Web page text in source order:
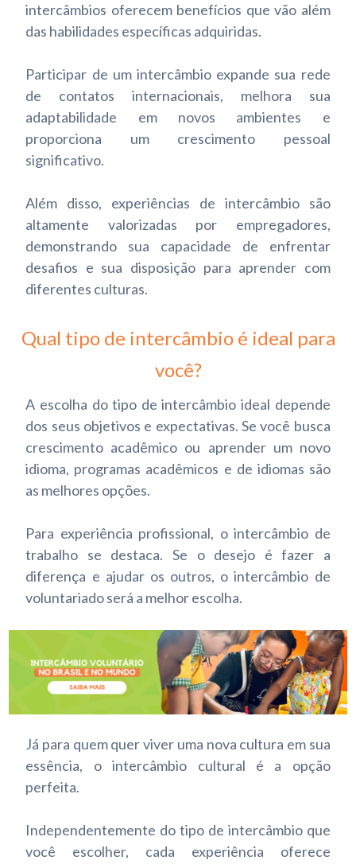
intercâmbios oferecem benefícios que vão além
das habilidades específicas adquiridas.
Participar de um intercâmbio expande sua rede
de contatos internacionais, melhora sua
adaptabilidade em novos ambientes e
proporciona um crescimento pessoal
significativo.
Além disso, experiências de intercâmbio são
altamente valorizadas por empregadores,
demonstrando sua capacidade de enfrentar
desafios e sua disposição para aprender com
diferentes culturas.
Qual tipo de intercâmbio é ideal para
você?
A escolha do tipo de intercâmbio ideal depende
dos seus objetivos e expectativas. Se você busca
crescimento acadêmico ou aprender um novo
idioma, programas acadêmicos e de idiomas são
as melhores opções.
Para experiência profissional, o intercâmbio de
trabalho se destaca. Se o desejo é fazer a
diferença e ajudar os outros, o intercâmbio de
voluntariado será a melhor escolha.
Já para quem quer viver uma nova cultura em sua
essência, o intercâmbio cultural é a opção
perfeita.
Independentemente do tipo de intercâmbio que
você escolher, cada experiência oferece